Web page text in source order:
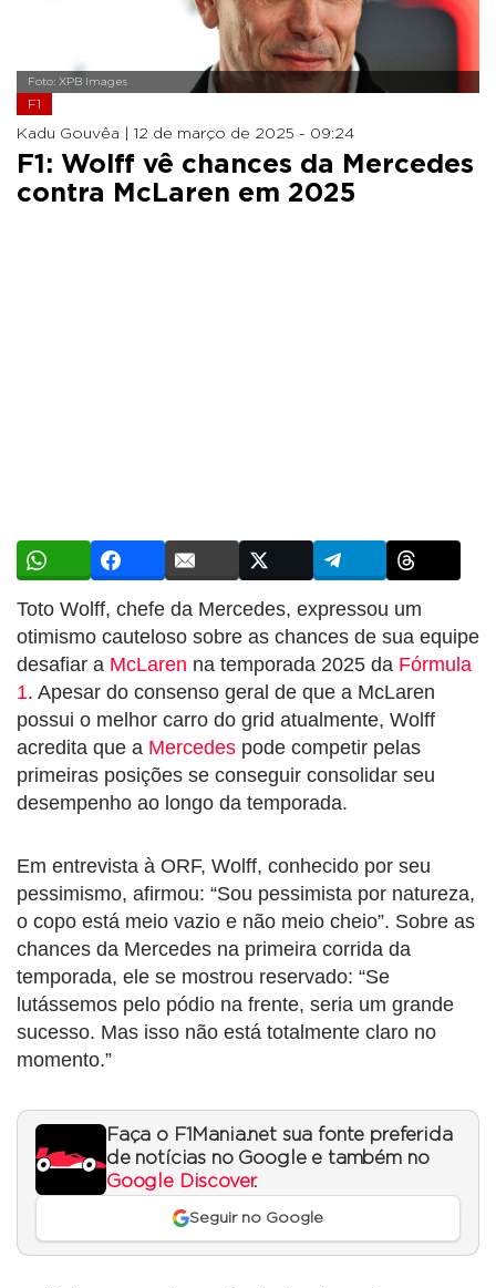
Foto: XPB Images
F1
Kadu Gouvêa | 12 de março de 2025 - 09:24
F1: Wolff vê chances da Mercedes
contra McLaren em 2025
Toto Wolff, chefe da Mercedes, expressou um
otimismo cauteloso sobre as chances de sua equipe
desafiar a McLaren na temporada 2025 da Fórmula
1. Apesar do consenso geral de que a McLaren
possui o melhor carro do grid atualmente, Wolff
acredita que a Mercedes pode competir pelas
primeiras posições se conseguir consolidar seu
desempenho ao longo da temporada.
Em entrevista à ORF, Wolff, conhecido por seu
pessimismo, afirmou: “Sou pessimista por natureza,
o copo está meio vazio e não meio cheio”. Sobre as
chances da Mercedes na primeira corrida da
temporada, ele se mostrou reservado: “Se
lutássemos pelo pódio na frente, seria um grande
sucesso. Mas isso não está totalmente claro no
momento.”
Faça o F1Mania.net sua fonte preferida
de notícias no Google e também no
Google Discover.
Seguir no Google